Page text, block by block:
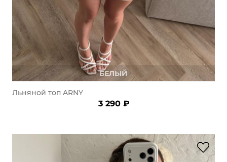
БЕЛЫЙ
Льняной топ ARNY
3 290 ₽